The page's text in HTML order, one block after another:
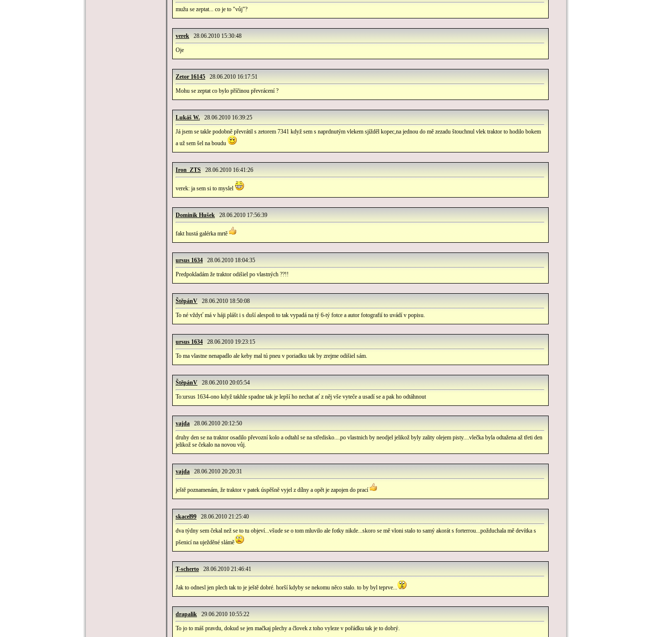
mužu se zeptat... co je to "vůj"?
verek 28.06.2010 15:30:48
Oje
Zetor 16145 28.06.2010 16:17:51
Mohu se zeptat co bylo příčinou převrácení ?
Lukáš W. 28.06.2010 16:39:25
Já jsem se takle podobně převrátil s zetorem 7341 když sem s naprdnutým vlekem sjížděl kopec,na jednou do mě zezadu štouchnul vlek traktor to hodilo bokem
a už sem šel na boudu
Iron_ZTS 28.06.2010 16:41:26
verek: ja sem si to myslel
Dominik Hušek 28.06.2010 17:56:39
fakt hustá galérka mrtě
ursus 1634 28.06.2010 18:04:35
Predpokladám že traktor odišiel po vlastných ??!!
ŠtěpánV 28.06.2010 18:50:08
To né vždyť má v háji plášt i s duší alespoň to tak vypadá na tý 6-tý fotce a autor fotografií to uvádí v popisu.
ursus 1634 28.06.2010 19:23:15
To ma vlastne nenapadlo ale keby mal tú pneu v poriadku tak by zrejme odišiel sám.
ŠtěpánV 28.06.2010 20:05:54
To:ursus 1634-ono když takhle spadne tak je lepší ho nechat ať z něj vše vyteče a usadí se a pak ho odtáhnout
vajda 28.06.2010 20:12:50
druhy den se na traktor osadilo převozní kolo a odtahl se na středisko....po vlastnich by neodjel jelikož byly zality olejem pisty....vlečka byla odtažena až třeti den
jelikož se čekalo na novou vůj.
vajda 28.06.2010 20:20:31
ještě poznamenám, že traktor v patek úspěšně vyjel z dílny a opět je zapojen do prací
skacel99 28.06.2010 21:25:40
dva týdny sem čekal než se to tu objeví...všude se o tom mluvilo ale fotky nikde...skoro se mě vloni stalo to samý akorát s forterrou...požduchala mě devítka s
pšenicí na uježděné slámě
T-scherto 28.06.2010 21:46:41
Jak to odnesl jen plech tak to je ještě dobré. horší kdyby se nekomu něco stalo. to by byl teprve...
drapalik 29.06.2010 10:55:22
To jo to máš pravdu, dokud se jen mačkaj plechy a človek z toho vyleze v pořádku tak je to dobrý.